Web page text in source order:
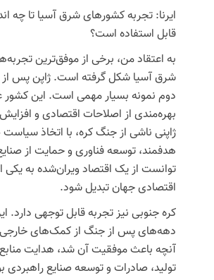
ایرنا: تجربه کشورهای شرق آسیا تا چه
قابل استفاده است؟
به اعتقاد من، برخی از موفق‌ترین
شرق آسیا شکل گرفته است. ژاپنپس
دوم نمونه بسیار مهمی است. این کشور
بهره‌مندی از اصلاحات اقتصادی و
ژاپنی ناشی از جنگ کره، با اتخاذ
هدفمند، توسعه فناوری و حمایت از
توانست از یک اقتصاد ویران‌شده به
اقتصادی جهان تبدیل شود.
کره جنوبی نیز تجربه قابل توجهی دارد.
دهه‌های پس از جنگ از کمک‌های خارجی
آنچه باعث موفقیت آن شد، هدایت
تولید، صادرات و توسعه صنایع راهبردی